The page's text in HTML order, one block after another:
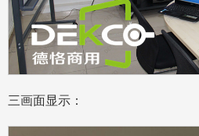
三画面显示：